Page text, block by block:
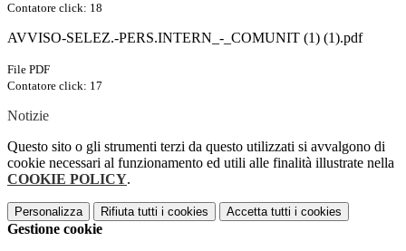
Contatore click: 18
AVVISO-SELEZ.-PERS.INTERN_-_COMUNIT (1) (1).pdf
File PDF
Contatore click: 17
Notizie
Questo sito o gli strumenti terzi da questo utilizzati si avvalgono di
cookie necessari al funzionamento ed utili alle finalità illustrate nella
COOKIE POLICY.
Personalizza Rifiuta tutti i cookies Accetta tutti i cookies
Gestione cookie